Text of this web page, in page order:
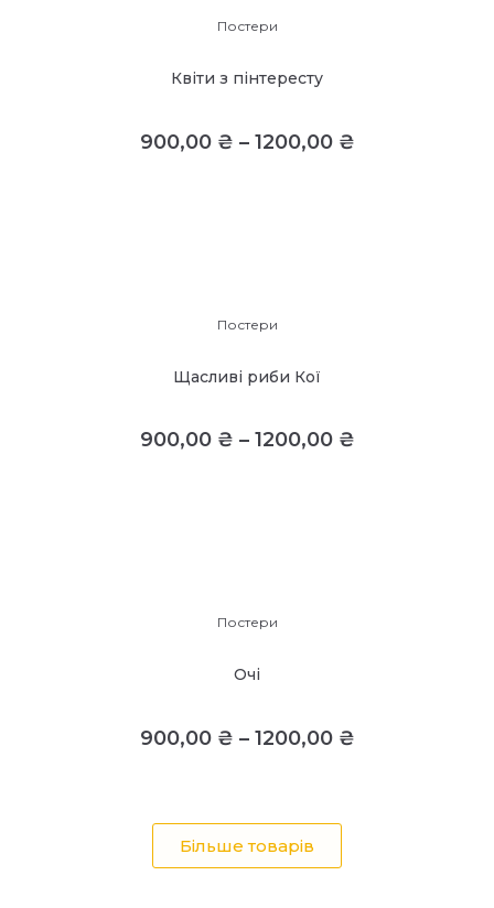
Постери
Квіти з пінтересту
900,00 ₴ – 1200,00 ₴
Постери
Щасливі риби Кої
900,00 ₴ – 1200,00 ₴
Постери
Очі
900,00 ₴ – 1200,00 ₴
Більше товарів